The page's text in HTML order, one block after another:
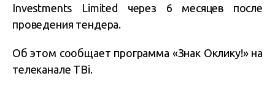
Investments Limited через 6 месяцев после
проведения тендера.
Об этом сообщает программа «Знак Оклику!» на
телеканале ТВi.